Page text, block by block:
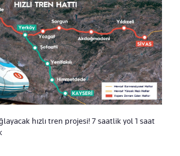
hızlı tren projesi! 7 saatlik yol 1 saat